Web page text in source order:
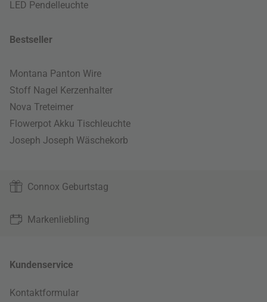
LED Pendelleuchte
Bestseller
Montana Panton Wire
Stoff Nagel Kerzenhalter
Nova Treteimer
Flowerpot Akku Tischleuchte
Joseph Joseph Wäschekorb
Connox Geburtstag
Markenliebling
Kundenservice
Kontaktformular